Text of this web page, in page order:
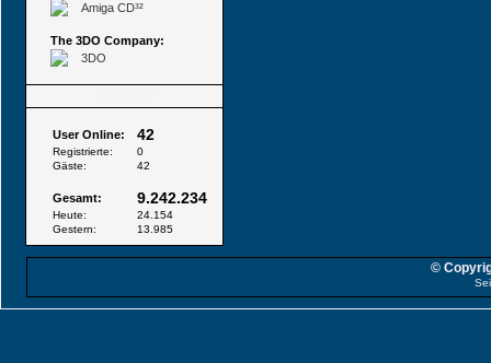
Amiga CD³²
The 3DO Company:
3DO
User Online: 42
Registrierte:
0
Gäste:
42
Gesamt: 9.242.234
Heute:
24.154
Gestern:
13.985
©